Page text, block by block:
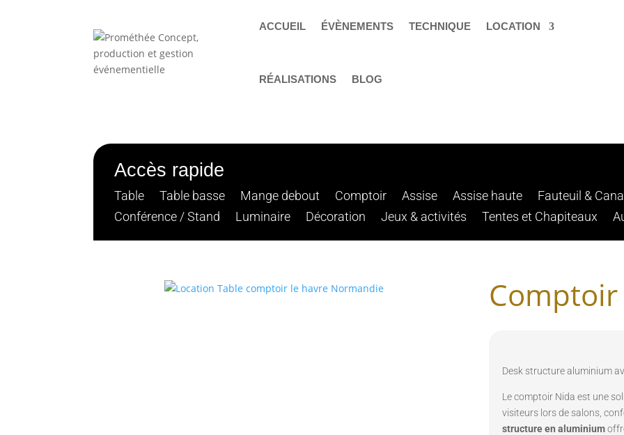
ACCUEIL ÉVÈNEMENTS TECHNIQUE LOCATION
RÉALISATIONS BLOG
Accès rapide
Table Table basse Mange debout Comptoir Assise Assise haute Fauteuil &
Conférence / Stand
Luminaire Décoration Jeux & activités Tentes et Chapiteaux
Desk structure aluminium
Le comptoir Nida est une
visiteurs lors de salons,
structure en aluminium